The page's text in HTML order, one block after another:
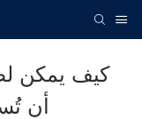
كيف يمكن
أن